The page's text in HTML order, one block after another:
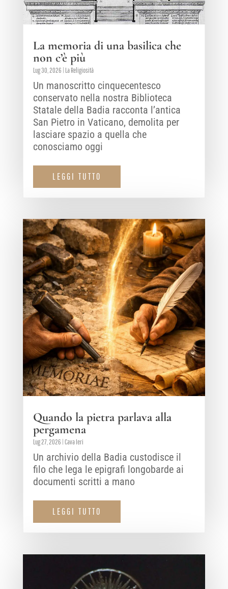
La memoria di una basilica che
non c’è più
Lug 30, 2026 La Religiosità
Un manoscritto cinquecentesco
conservato nella nostra Biblioteca
Statale della Badia racconta l’antica
San Pietro in Vaticano, demolita per
lasciare spazio a quella che
conosciamo oggi
LEGGI TUTTO
Quando la pietra parlava alla
pergamena
Lug 27, 2026 Cava Ieri
Un archivio della Badia custodisce il
filo che lega le epigrafi longobarde ai
documenti scritti a mano
LEGGI TUTTO